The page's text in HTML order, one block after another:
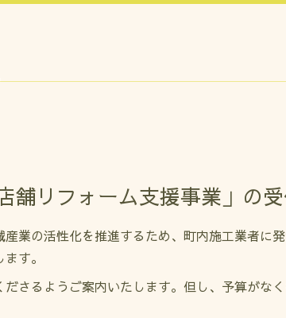
舗リフォーム支援事業」の
業の活性化を推進するため、町内施工業者に
す。
さるようご案内いたします。但し、予算がな